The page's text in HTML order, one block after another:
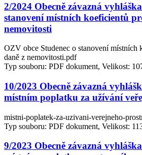
2/2024 Obecně závazná
stanovení místních koeficientů
nemovitosti
OZV obce Studenec o stanovení místních
daně z nemovitosti.pdf
Typ souboru: PDF dokument, Velikost:
10/2023 Obecně závazná
místním poplatku za užívání
mistni-poplatek-za-uzivani-verejneho-
Typ souboru: PDF dokument, Velikost:
9/2023 Obecně závazná